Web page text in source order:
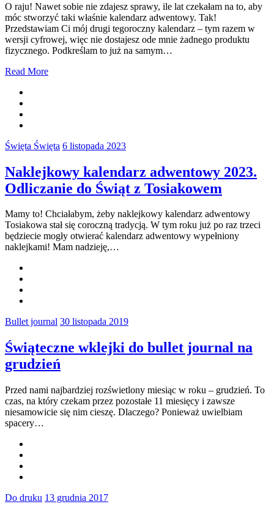
O raju! Nawet sobie nie zdajesz sprawy, ile lat czekałam na to, aby
móc stworzyć taki właśnie kalendarz adwentowy. Tak!
Przedstawiam Ci mój drugi tegoroczny kalendarz – tym razem w
wersji cyfrowej, więc nie dostajesz ode mnie żadnego produktu
fizycznego. Podkreślam to już na samym…
Read More
Święta Święta 6 listopada 2023
Naklejkowy kalendarz adwentowy 2023.
Odliczanie do Świąt z Tosiakowem
Mamy to! Chciałabym, żeby naklejkowy kalendarz adwentowy
Tosiakowa stał się coroczną tradycją. W tym roku już po raz trzeci
będziecie mogły otwierać kalendarz adwentowy wypełniony
naklejkami! Mam nadzieję,…
Bullet journal 30 listopada 2019
Świąteczne wklejki do bullet journal na
grudzień
Przed nami najbardziej rozświetlony miesiąc w roku – grudzień. To
czas, na który czekam przez pozostałe 11 miesięcy i zawsze
niesamowicie się nim cieszę. Dlaczego? Ponieważ uwielbiam
spacery…
Do druku 13 grudnia 2017